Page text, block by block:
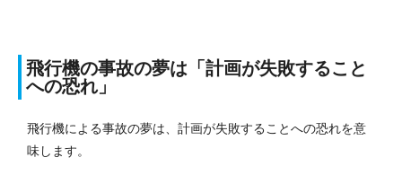
飛行機の事故の夢は「計画が失敗すること
への恐れ」
飛行機による事故の夢は、計画が失敗することへの恐れを意
味します。